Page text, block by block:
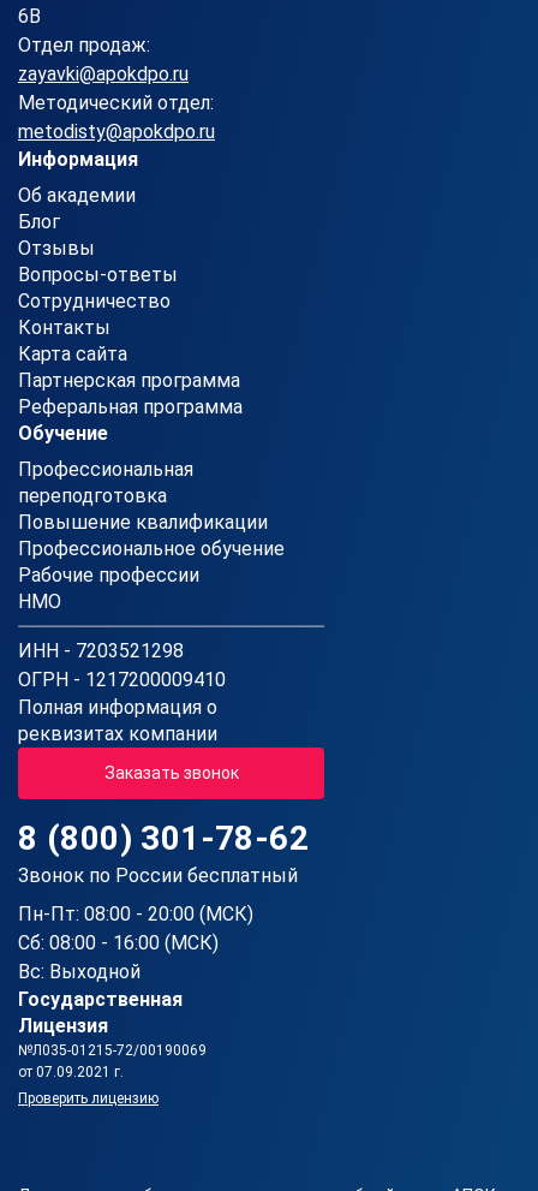
6В
Отдел продаж:
zayavki@apokdpo.ru
Методический отдел:
metodisty@apokdpo.ru
Информация
Об академии
Блог
Отзывы
Вопросы-ответы
Сотрудничество
Контакты
Карта сайта
Партнерская программа
Реферальная программа
Обучение
Профессиональная
переподготовка
Повышение квалификации
Профессиональное обучение
Рабочие профессии
НМО
ИНН - 7203521298
ОГРН - 1217200009410
Полная информация о
реквизитах компании
Заказать звонок
8 (800) 301-78-62
Звонок по России бесплатный
Пн-Пт: 08:00 - 20:00 (МСК)
Сб: 08:00 - 16:00 (МСК)
Вс: Выходной
Государственная
Лицензия
№Л035-01215-72/00190069
от 07.09.2021 г.
Проверить лицензию